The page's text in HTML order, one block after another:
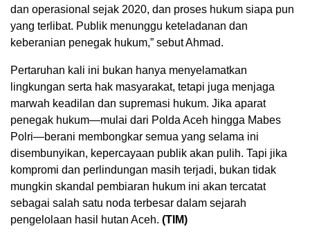
dan operasional sejak 2020, dan proses hukum siapa pun
yang terlibat. Publik menunggu keteladanan dan
keberanian penegak hukum,” sebut Ahmad.
Pertaruhan kali ini bukan hanya menyelamatkan
lingkungan serta hak masyarakat, tetapi juga menjaga
marwah keadilan dan supremasi hukum. Jika aparat
penegak hukum—mulai dari Polda Aceh hingga Mabes
Polri—berani membongkar semua yang selama ini
disembunyikan, kepercayaan publik akan pulih. Tapi jika
kompromi dan perlindungan masih terjadi, bukan tidak
mungkin skandal pembiaran hukum ini akan tercatat
sebagai salah satu noda terbesar dalam sejarah
pengelolaan hasil hutan Aceh. (TIM)